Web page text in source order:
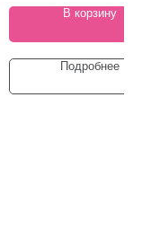
В корзину
Подробнее